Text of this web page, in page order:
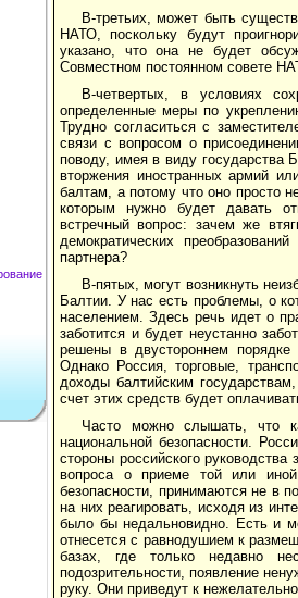
В-третьих, может быть
НАТО, поскольку будут
указано, что она не будет
Совместном постоянном совете
В-четвертых, в условиях
определенные меры по
Трудно согласиться с
связи с вопросом о
поводу, имея в виду государства
вторжения иностранных армий
балтам, а потому что оно просто
которым нужно будет давать
встречный вопрос: зачем же
демократических
партнера?
В-пятых, могут возникнуть
Балтии. У нас есть проблемы, о
населением. Здесь речь идет о
заботится и будет неустанно
решены в двустороннем
Однако Россия, торговые,
доходы балтийским
счет этих средств будет
Часто можно слышать, что
национальной безопасности.
стороны российского
вопроса о приеме той или
безопасности, принимаются не в
на них реагировать, исходя из
было бы недальновидно. Есть и
отнесется с равнодушием к
базах, где только недавно
подозрительности, появление
руку. Они приведут к